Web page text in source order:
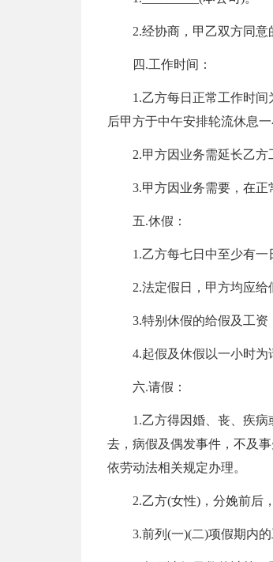
2.经协商，甲乙双方同意
四.工作时间：
1.乙方每日正常工作时
后甲方于中午安排轮流休息一
2.甲方因业务需延长乙方
3.甲方因业务需要，在正
五.休假：
1.乙方每七日中至少有一
2.法定假日，甲方均应给
3.特别休假的给假及工资
4.起假及休假以一小时为
六.请假：
1.乙方得因婚、丧、疾
去，病假及偶发事件，不及
依劳动法相关规定办理。
2.乙方(女性)，分娩前后
3.前列(一)(二)项假期内